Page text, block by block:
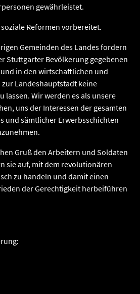
gewährleistet.
Reformen vorbereitet.
Gemeinden des Landes fordern
Stuttgarter Bevölkerung gegebenen
in den wirtschaftlichen und
Landeshauptstadt keine
lassen. Wir werden es als unsere
uns der Interessen der gesamten
und sämtlicher Erwerbsschichten
Gruß den Arbeitern und Soldaten
sie auf, mit dem revolutionären
zu handeln und damit einen
der Gerechtigkeit herbeiführen